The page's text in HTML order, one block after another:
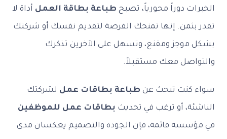
دوراً محورياً، تصبحطباعة بطاقة العملأداة لا
إنها تمنحك الفرصة لتقديم نفسك أو شركتك
ومقنع، وتسهل على الآخرين تذكرك
معك مستقبلاً.
كنت تبحث عنطباعة بطاقات عمللشركتك
أو ترغب في تحديثبطاقات عمل للموظفين
قائمة، فإن الجودة والتصميم يعكسان مدى